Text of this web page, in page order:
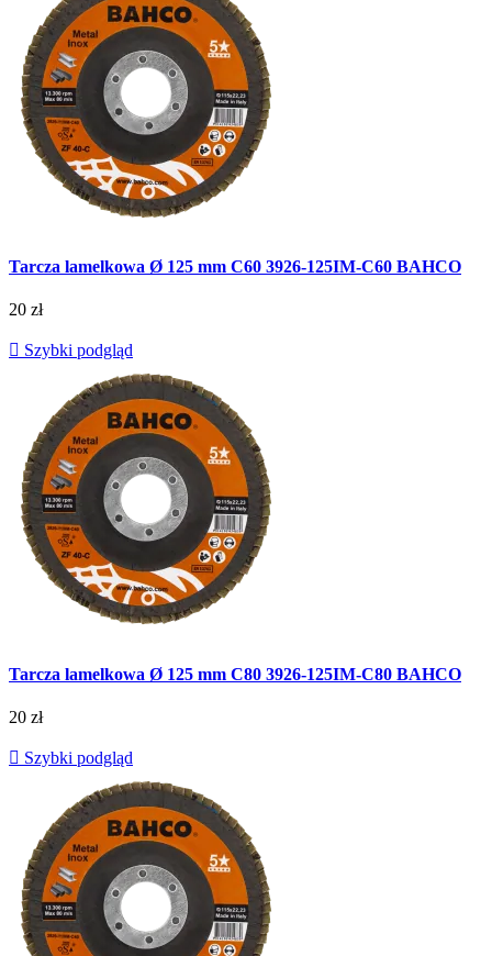
Tarcza lamelkowa Ø 125 mm C60 3926-125IM-C60 BAHCO
20 zł
 Szybki podgląd
Tarcza lamelkowa Ø 125 mm C80 3926-125IM-C80 BAHCO
20 zł
 Szybki podgląd